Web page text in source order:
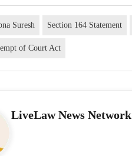
Suresh Section 164 Statement
of Court Act
LiveLaw News Network